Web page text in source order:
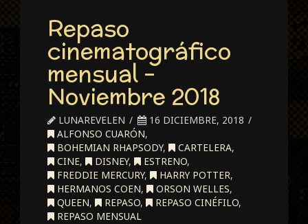
Repaso
cinematográfico
mensual –
Noviembre 2018
LUNAREVELEN
16 DICIEMBRE, 2018
ALFONSO CUARÓN,
BOHEMIAN RHAPSODY, CARTELERA,
CINE, DISNEY, ESTRENO,
FREDDIE MERCURY, HARRY POTTER,
HERMANOS COEN, ORSON WELLES,
QUEEN, REPASO, REPASO CINÉFILO,
REPASO MENSUAL